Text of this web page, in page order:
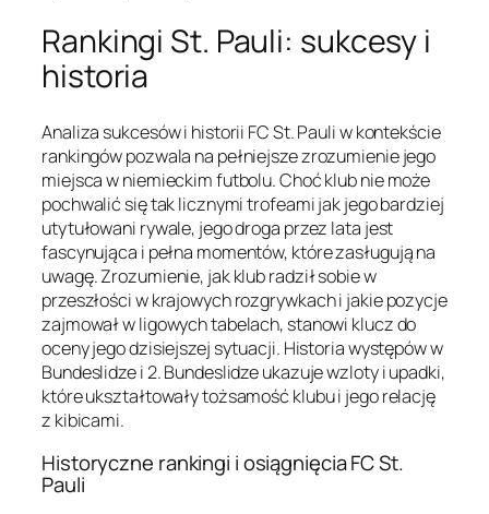
Rankingi St. Pauli: sukcesy i
historia
Analiza sukcesów i historii FC St. Pauli w kontekście
rankingów pozwala na pełniejsze zrozumienie jego
miejsca w niemieckim futbolu. Choć klub nie może
pochwalić się tak licznymi trofeami jak jego bardziej
utytułowani rywale, jego droga przez lata jest
fascynująca i pełna momentów, które zasługują na
uwagę. Zrozumienie, jak klub radził sobie w
przeszłości w krajowych rozgrywkach i jakie pozycje
zajmował w ligowych tabelach, stanowi klucz do
oceny jego dzisiejszej sytuacji. Historia występów w
Bundeslidze i 2. Bundeslidze ukazuje wzloty i upadki,
które ukształtowały tożsamość klubu i jego relację
z kibicami.
Historyczne rankingi i osiągnięcia FC St.
Pauli